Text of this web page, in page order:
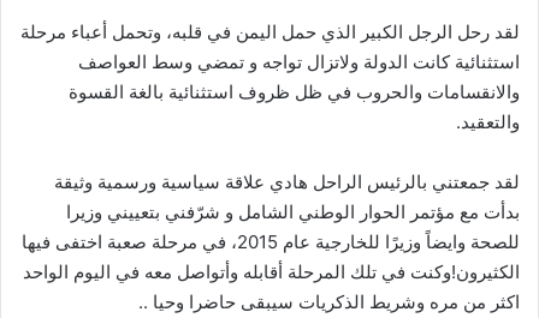
لقد رحل الرجل الكبير الذي حمل اليمن في قلبه، وتحمل أعباء مرحلة
استثنائية كانت الدولة ولاتزال تواجه و تمضي وسط العواصف
والانقسامات والحروب في ظل ظروف استثنائية بالغة القسوة
والتعقيد.
لقد جمعتني بالرئيس الراحل هادي علاقة سياسية ورسمية وثيقة
بدأت مع مؤتمر الحوار الوطني الشامل و شرّفني بتعييني وزيرا
للصحة وايضاً وزيرًا للخارجية عام 2015، في مرحلة صعبة اختفى فيها
الكثيرون!وكنت في تلك المرحلة أقابله وأتواصل معه في اليوم الواحد
اكثر من مره وشريط الذكريات سيبقى حاضرا وحيا ..